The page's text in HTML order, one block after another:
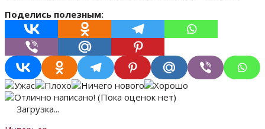
Поделись полезным:
(Пока оценок нет)
Загрузка...